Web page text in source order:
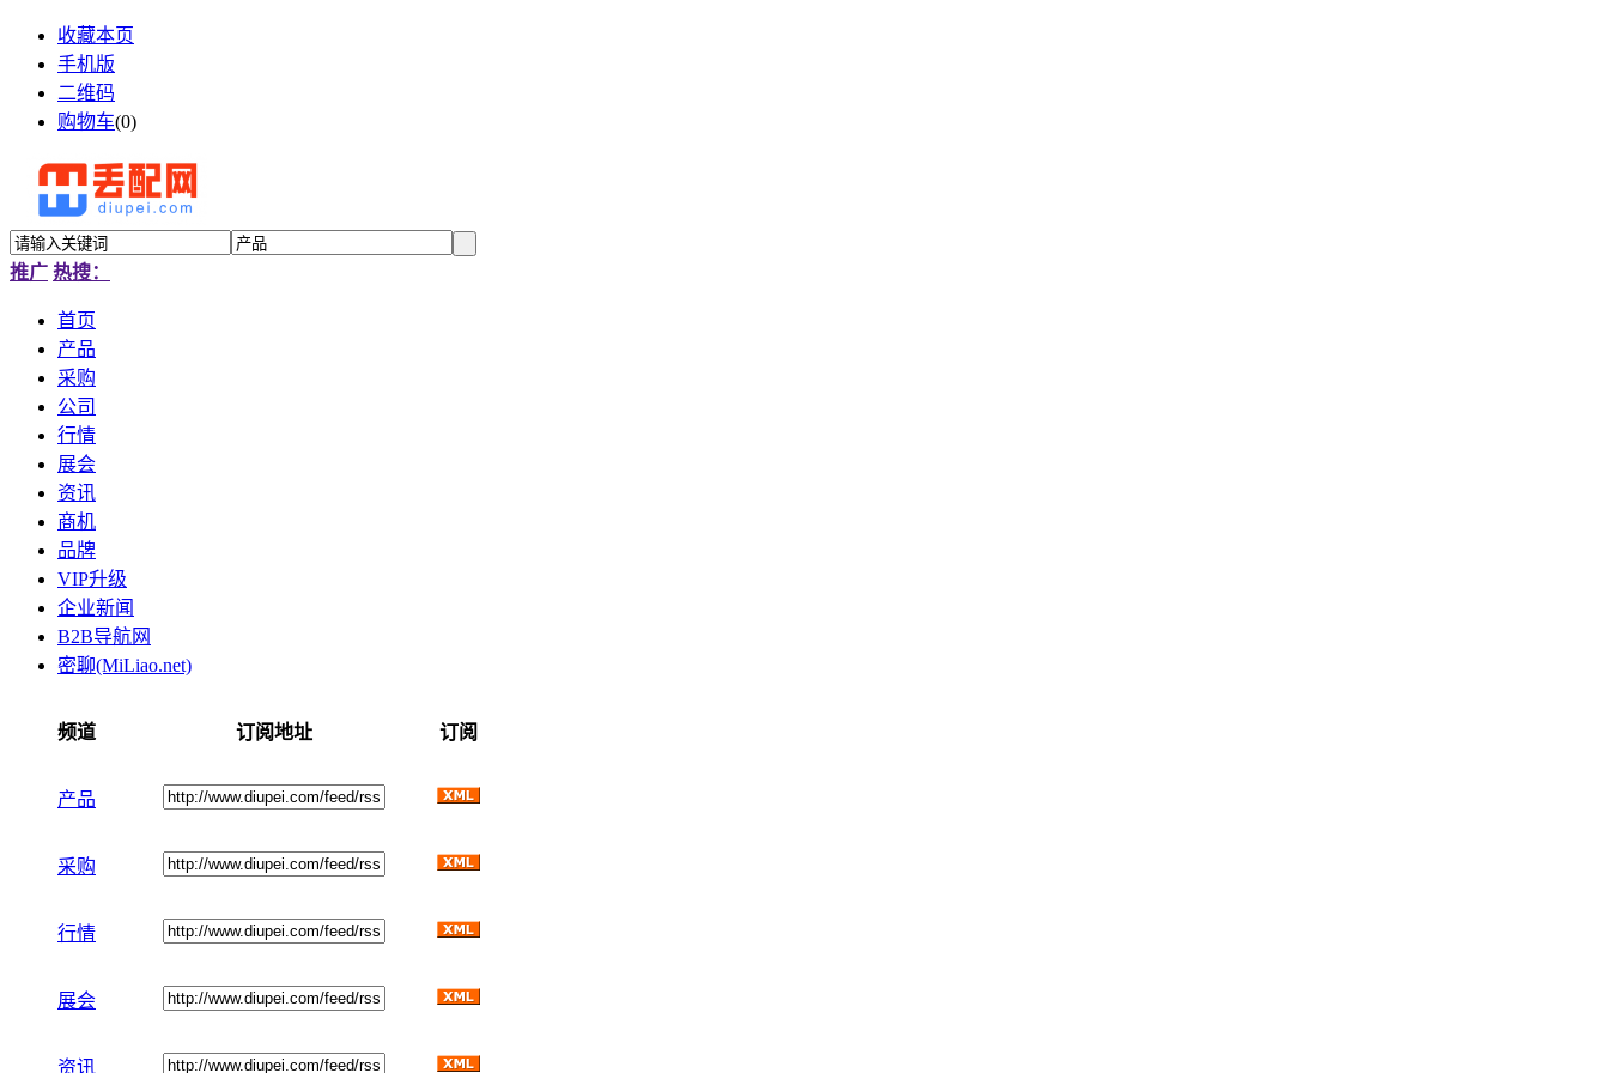
收藏本页
手机版
二维码
购物车(0)
推广 热搜：
首页
产品
采购
公司
行情
展会
资讯
商机
品牌
VIP升级
企业新闻
B2B导航网
密聊(MiLiao.net)
频道 订阅地址 订阅
产品
采购
行情
展会
资讯